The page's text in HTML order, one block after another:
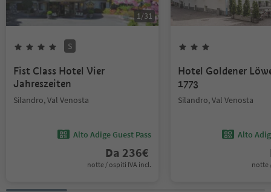
1/31
S
Fist Class Hotel Vier
Jahreszeiten
Silandro, Val Venosta
Alto Adige Guest Pass
Da 236€
notte / ospiti IVA incl.
Hotel Goldener
1773
Silandro, Val Venosta
Alto
notte